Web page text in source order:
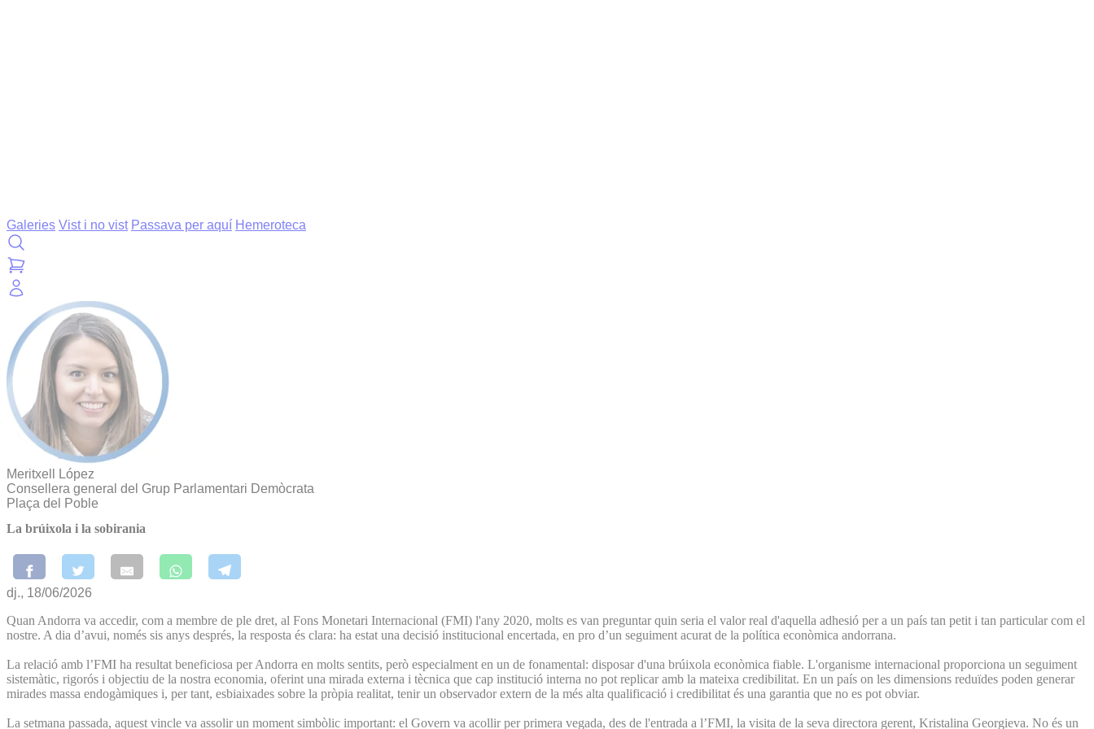
Galeries Vist i no vist Passava per aquí Hemeroteca
Meritxell López
Consellera general del Grup Parlamentari Demòcrata
Plaça del Poble
La brúixola i la sobirania
dj., 18/06/2026
Quan Andorra va accedir, com a membre de ple dret, al Fons Monetari Internacional (FMI) l'any 2020, molts es van preguntar quin seria el valor real d'aquella adhesió per a un país tan petit i tan particular com el
nostre. A dia d’avui, només sis anys després, la resposta és clara: ha estat una decisió institucional encertada, en pro d’un seguiment acurat de la política econòmica andorrana.
La relació amb l’FMI ha resultat beneficiosa per Andorra en molts sentits, però especialment en un de fonamental: disposar d'una brúixola econòmica fiable. L'organisme internacional proporciona un seguiment
sistemàtic, rigorós i objectiu de la nostra economia, oferint una mirada externa i tècnica que cap institució interna no pot replicar amb la mateixa credibilitat. En un país on les dimensions reduïdes poden generar
mirades massa endogàmiques i, per tant, esbiaixades sobre la pròpia realitat, tenir un observador extern de la més alta qualificació i credibilitat és una garantia que no es pot obviar.
La setmana passada, aquest vincle va assolir un moment simbòlic important: el Govern va acollir per primera vegada, des de l'entrada a l’FMI, la visita de la seva directora gerent, Kristalina Georgieva. No és un